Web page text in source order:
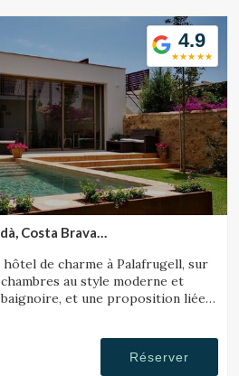
4.9
Costa Brava
de charme à Palafrugell, sur
au style moderne et
et une proposition liée à
Réserver